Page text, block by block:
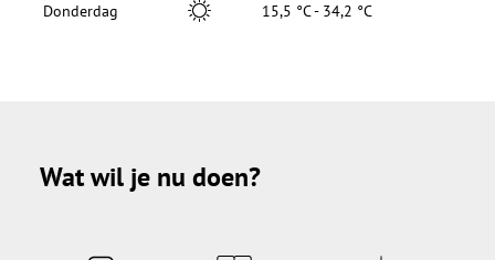
Donderdag 15,5 °C - 34,2 °C
Wat wil je nu doen?